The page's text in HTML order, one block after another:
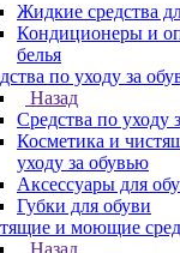
Жидкие средства
Кондиционеры и
белья
по уходу за
Назад
Средства по уходу
Косметика и
уходу за обувью
Аксессуары для
Губки для обуви
и моющие
Назад